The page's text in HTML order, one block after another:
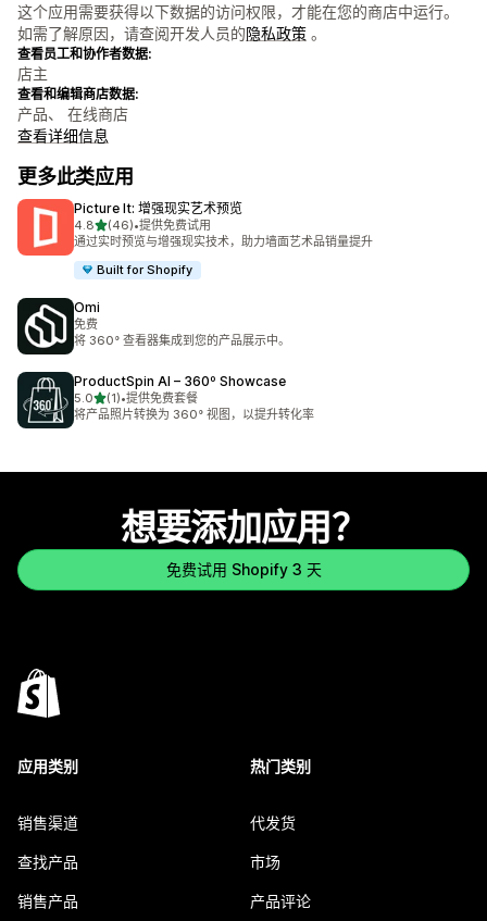
这个应用需要获得以下数据的访问权限，才能在您的商店中运行。
如需了解原因，请查阅开发人员的隐私政策 。
查看员工和协作者数据:
店主
查看和编辑商店数据:
产品、 在线商店
查看详细信息
更多此类应用
Picture It: 增强现实艺术预览
4.8星（满分 5 星）
(46)
总共 46 条评论
•提供免费试用
通过实时预览与增强现实技术，助力墙面艺术品销量提升
Built for Shopify
Omi
免费
将 360° 查看器集成到您的产品展示中。
ProductSpin AI – 360º Showcase
5.0星（满分 5 星）
(1)
总共 1 条评论
•提供免费套餐
将产品照片转换为 360° 视图，以提升转化率
想要添加应用？
免费试用 Shopify 3 天
应用类别
销售渠道
查找产品
销售产品
热门类别
代发货
市场
产品评论